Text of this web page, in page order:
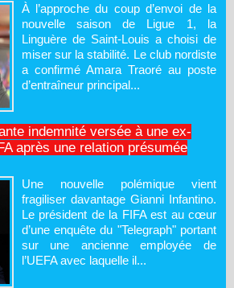
À l’approche du coup d’envoi de la
nouvelle saison de Ligue 1, la
Linguère de Saint-Louis a choisi de
miser sur la stabilité. Le club nordiste
a confirmé Amara Traoré au poste
d’entraîneur principal...
indemnité versée à une ex-
après une relation présumée
Une nouvelle polémique vient
fragiliser davantage Gianni Infantino.
Le président de la FIFA est au cœur
d’une enquête du "Telegraph" portant
sur une ancienne employée de
l’UEFA avec laquelle il...